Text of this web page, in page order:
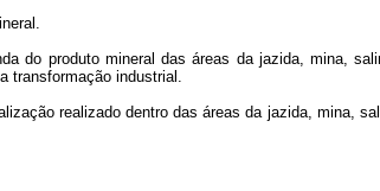
do produto mineral das áreas da jazida, mina,
transformação industrial.
realizado dentro das áreas da jazida, mina,